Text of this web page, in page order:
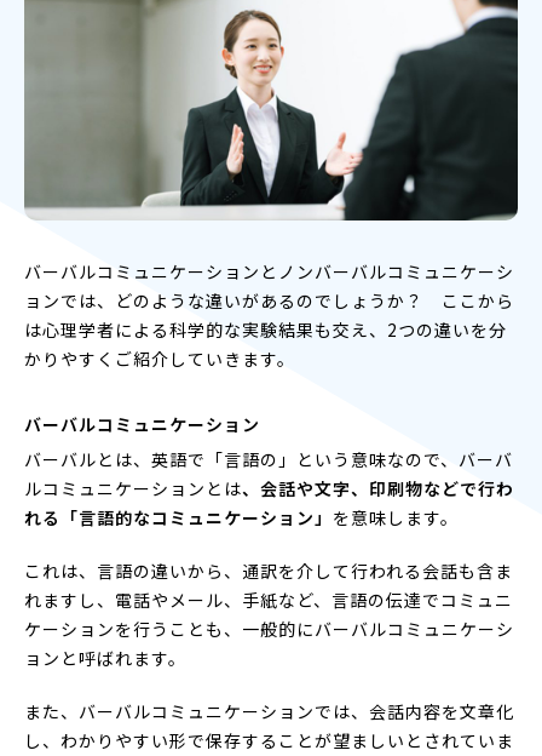
バーバルコミュニケーションとノンバーバルコミュニケーシ
ョンでは、どのような違いがあるのでしょうか？ ここから
は心理学者による科学的な実験結果も交え、2つの違いを分
かりやすくご紹介していきます。
バーバルコミュニケーション
バーバルとは、英語で「言語の」という意味なので、バーバ
ルコミュニケーションとは、会話や文字、印刷物などで行わ
れる「言語的なコミュニケーション」 を意味します。
これは、言語の違いから、通訳を介して行われる会話も含ま
れますし、電話やメール、手紙など、言語の伝達でコミュニ
ケーションを行うことも、一般的にバーバルコミュニケーシ
ョンと呼ばれます。
また、バーバルコミュニケーションでは、会話内容を文章化
し、わかりやすい形で保存することが望ましいとされていま